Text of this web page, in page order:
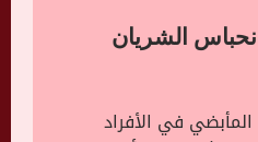
الشريان
في الأفراد